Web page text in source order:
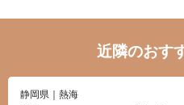
近隣のおす
静岡県｜熱海